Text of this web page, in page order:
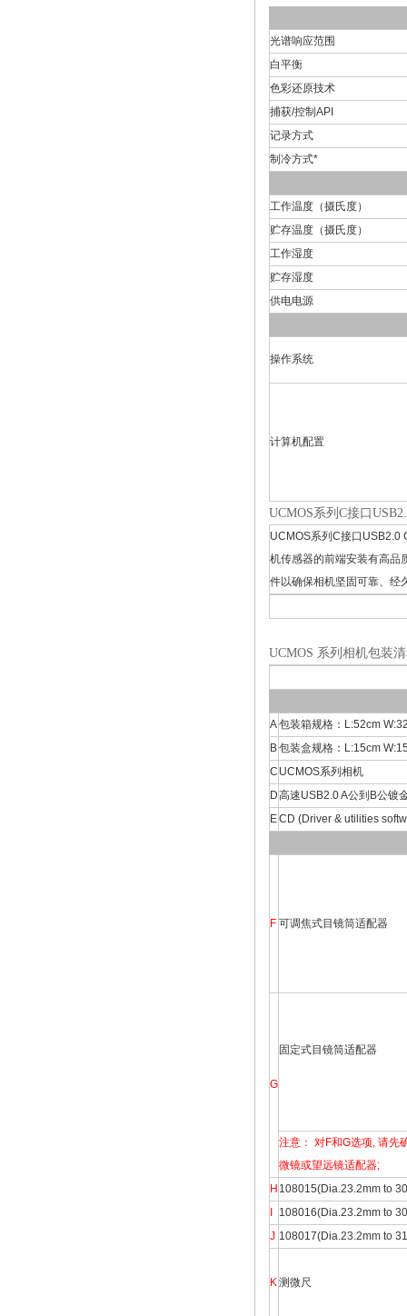
光谱响应范围
白平衡
色彩还原技术
捕获/控制API
记录方式
制冷方式*
工作温度（摄氏度）
贮存温度（摄氏度）
工作湿度
贮存湿度
供电电源
操作系统
计算机配置
UCMOS系列C接口
UCMOS系列C接口USB2.0
机传感器的前端安装有高品
件以确保相机坚固可靠、经
UCMOS 系列相机包装
A包装箱规格：L:52cm
B包装盒规格：L:15cm
C UCMOS系列相机
D高速USB2.0 A公到B公镀
ECD (Driver & utilities
F 可调焦式目镜筒适配器
G
固定式目镜筒适配器
注意： 对F和G选项, 请先
微镜或望远镜适配器;
H 108015(Dia.23.2mm to
108016(Dia.23.2mm to
J 108017(Dia.23.2mm to
K测微尺